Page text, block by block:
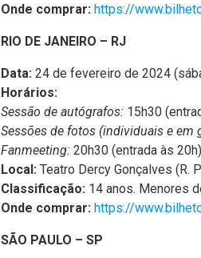
Onde comprar: https://
RIO DE JANEIRO – RJ
Data: 24 de fevereiro de 2024
Horários:
Sessão de autógrafos: 15h30
Sessões de fotos (individuais e em
Fanmeeting: 20h30 (entrada às 20h)
Local: Teatro Dercy Gonçalves (R.
Classificação: 14 anos. Menores
Onde comprar: https://
SÃO PAULO – SP